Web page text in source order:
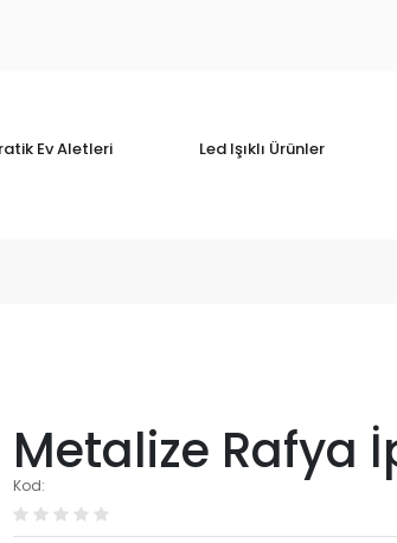
Ev Aletleri Led Işıklı Ürünler
Metalize Rafya
Kod: